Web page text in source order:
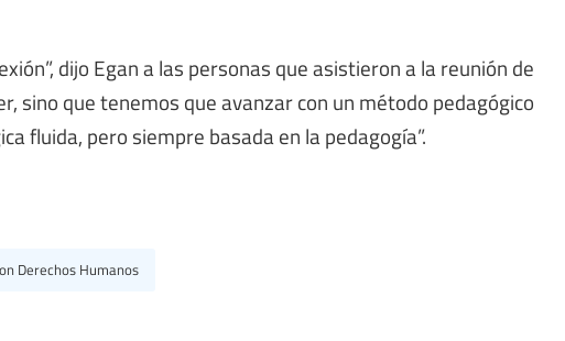
dijo Egan a las personas que asistieron a la reunión de
sino que tenemos que avanzar con un método pedagógico
fluida, pero siempre basada en la pedagogía”.
Derechos Humanos